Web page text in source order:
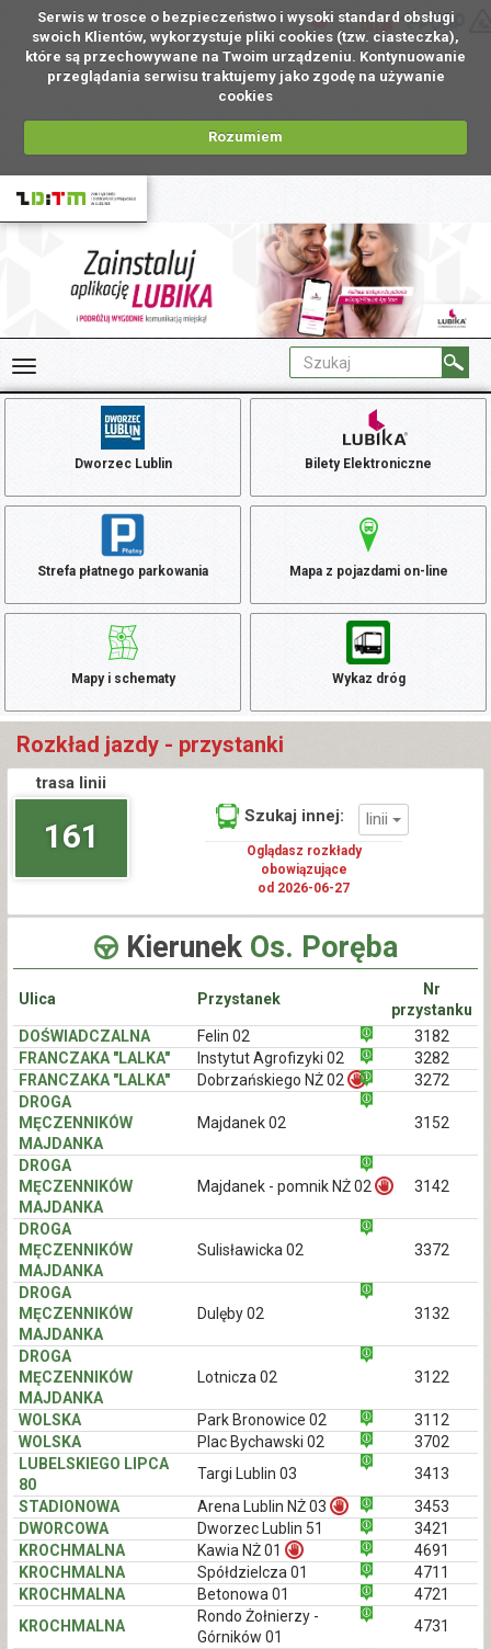
Serwis w trosce o bezpieczeństwo i wysoki standard obsługi
swoich Klientów, wykorzystuje pliki cookies (tzw. ciasteczka),
które są przechowywane na Twoim urządzeniu. Kontynuowanie
przeglądania serwisu traktujemy jako zgodę na używanie
cookies
Rozumiem
PL
Dworzec Lublin Bilety Elektroniczne
Strefa płatnego parkowania Mapa z pojazdami on-line
Mapy i schematy Wykaz dróg
Rozkład jazdy - przystanki
trasa linii
161
Szukaj innej: linii
Oglądasz rozkłady
obowiązujące
od 2026-06-27
Kierunek Os. Poręba
Ulica Przystanek
Nr
przystanku
DOŚWIADCZALNA
Felin 02
3182
FRANCZAKA "LALKA"
Instytut Agrofizyki 02
3282
FRANCZAKA "LALKA"
Dobrzańskiego NŻ 02
3272
DROGA
MĘCZENNIKÓW
MAJDANKA
Majdanek 02 3152
DROGA
MĘCZENNIKÓW
MAJDANKA
Majdanek - pomnik NŻ 02 3142
DROGA
MĘCZENNIKÓW
MAJDANKA
Sulisławicka 02 3372
DROGA
MĘCZENNIKÓW
MAJDANKA
Dulęby 02 3132
DROGA
MĘCZENNIKÓW
MAJDANKA
Lotnicza 02 3122
WOLSKA Park Bronowice 02
3112
WOLSKA
Plac Bychawski 02
3702
LUBELSKIEGO LIPCA
80
Targi Lublin 03
3413
STADIONOWA
Arena Lublin NŻ 03
3453
DWORCOWA
Dworzec Lublin 51
3421
KROCHMALNA
Kawia NŻ 01
4691
KROCHMALNA
Spółdzielcza 01
4711
KROCHMALNA
Betonowa 01
4721
KROCHMALNA
Rondo Żołnierzy -
Górników 01
4731